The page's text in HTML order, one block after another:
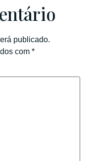
publicado.
com *